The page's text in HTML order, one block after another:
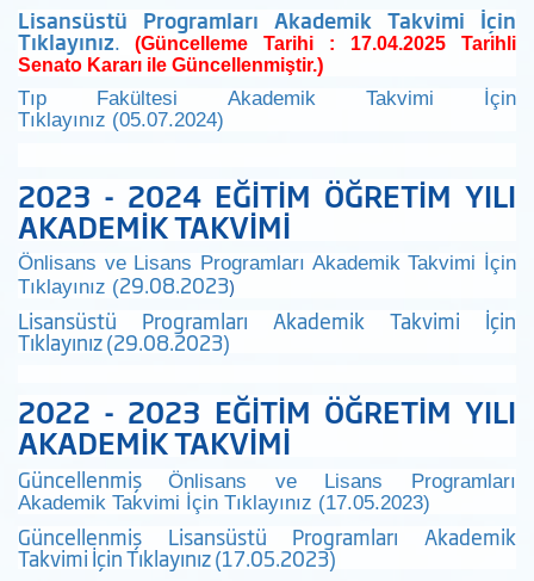
Lisansüstü Programları Akademik Takvimi İçin
Tıklayınız.
(Güncelleme Tarihi : 17.04.2025 Tarihli
Senato Kararı ile Güncellenmiştir.)
Tıp Fakültesi Akademik Takvimi İçin
Tıklayınız (05.07.2024)
2023 - 2024 EĞİTİM ÖĞRETİM YILI
AKADEMİK TAKVİMİ
Önlisans ve Lisans Programları Akademik Takvimi İçin
Tıklayınız (29.08.2023)
Lisansüstü Programları Akademik Takvimi İçin
Tıklayınız (29.08.2023)
2022 - 2023 EĞİTİM ÖĞRETİM YILI
AKADEMİK TAKVİMİ
Güncellenmiş
Önlisans ve Lisans Programları
Akademik Takvimi İçin Tıklayınız (17.05.2023)
Güncellenmiş Lisansüstü Programları Akademik
Takvimi İçin Tıklayınız (17.05.2023)